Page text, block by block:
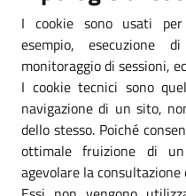
I cookie sono usati
esempio, esecuzione
monitoraggio di sessioni,
I cookie tecnici sono
navigazione di un sito,
dello stesso. Poiché
ottimale fruizione di
agevolare la